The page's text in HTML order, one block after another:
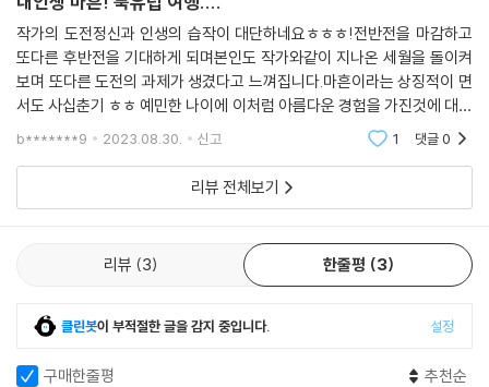
작가의 도전정신과 인생의 습작이 대단하네요ㅎㅎㅎ!전반전을 마감하고
또다른 후반전을 기대하게 되며본인도 작가와같이 지나온 세월을 돌이켜
보며 또다른 도전의 과제가 생겼다고 느껴집니다.마흔이라는 상징적이 면
서도 사십춘기 ㅎㅎ 예민한 나이에 이처럼 아름다운 경험을 가진것에 대하
여 부러우면서도 동기가 생기네요!중년이라면 누구나 공감되는 한편의 수
b*******9 2023.08.30. 신고 1 댓글0
리뷰 전체보기
리뷰 3 한줄평 3
클린봇이 부적절한 글을 감지 중입니다. 설정
구매한줄평 추천순